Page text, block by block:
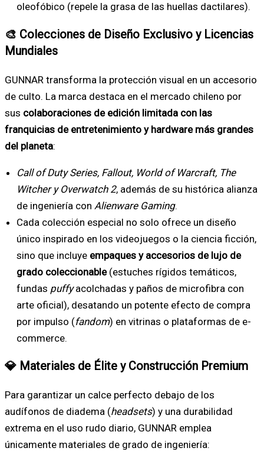
oleofóbico (repele la grasa de las huellas dactilares).
🎨 Colecciones de Diseño Exclusivo y Licencias
Mundiales
GUNNAR transforma la protección visual en un accesorio
de culto. La marca destaca en el mercado chileno por
sus colaboraciones de edición limitada con las
franquicias de entretenimiento y hardware más grandes
del planeta:
Call of Duty Series, Fallout, World of Warcraft, The
Witcher y Overwatch 2, además de su histórica alianza
de ingeniería con Alienware Gaming.
Cada colección especial no solo ofrece un diseño
único inspirado en los videojuegos o la ciencia ficción,
sino que incluye empaques y accesorios de lujo de
grado coleccionable(estuches rígidos temáticos,
fundas puffyacolchadas y paños de microfibra con
arte oficial), desatando un potente efecto de compra
por impulso (fandom) en vitrinas o plataformas de e-
commerce.
💎 Materiales de Élite y Construcción Premium
Para garantizar un calce perfecto debajo de los
audífonos de diadema (headsets) y una durabilidad
extrema en el uso rudo diario, GUNNAR emplea
únicamente materiales de grado de ingeniería: